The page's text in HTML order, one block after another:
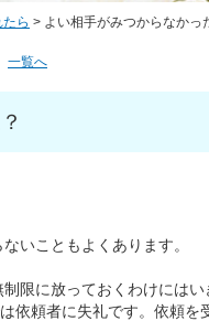
ら > よい相手がみつからなかっ
一覧へ
いこともよくあります。
限に放っておくわけには
依頼者に失礼です。依頼